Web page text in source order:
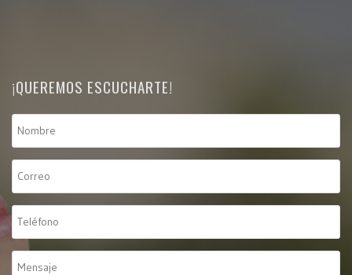
¡QUEREMOS ESCUCHARTE!